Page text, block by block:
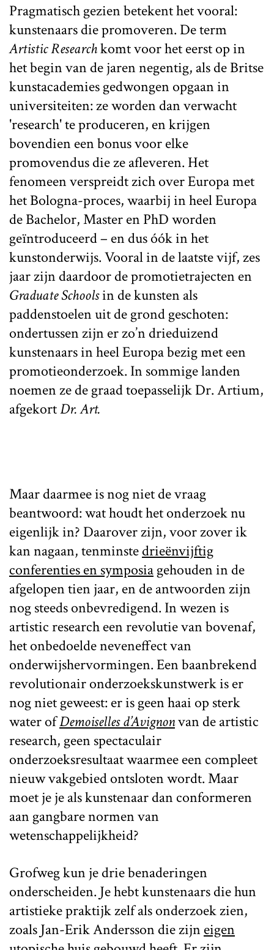
Pragmatisch gezien betekent het vooral:
kunstenaars die promoveren. De term
Artistic Researchkomt voor het eerst op in
het begin van de jaren negentig, als de Britse
kunstacademies gedwongen opgaan in
universiteiten: ze worden dan verwacht
'research' te produceren, en krijgen
bovendien een bonus voor elke
promovendus die ze afleveren. Het
fenomeen verspreidt zich over Europa met
het Bologna-proces, waarbij in heel Europa
de Bachelor, Master en PhD worden
geïntroduceerd – en dus óók in het
kunstonderwijs. Vooral in de laatste vijf, zes
jaar zijn daardoor de promotietrajecten en
Graduate Schoolsin de kunsten als
paddenstoelen uit de grond geschoten:
ondertussen zijn er zo’n drieduizend
kunstenaars in heel Europa bezig met een
promotieonderzoek. In sommige landen
noemen ze de graad toepasselijk Dr. Artium,
afgekortDr. Art.
Maar daarmee is nog niet de vraag
beantwoord: wat houdt het onderzoek nu
eigenlijk in? Daarover zijn, voor zover ik
kan nagaan, tenminstedrieënvijftig
conferenties en symposiagehouden in de
afgelopen tien jaar, en de antwoorden zijn
nog steeds onbevredigend. In wezen is
artistic research een revolutie van bovenaf,
het onbedoelde neveneffect van
onderwijshervormingen. Een baanbrekend
revolutionair onderzoekskunstwerk is er
nog niet geweest: er is geen haai op sterk
water ofDemoiselles d’Avignonvan de artistic
research, geen spectaculair
onderzoeksresultaat waarmee een compleet
nieuw vakgebied ontsloten wordt. Maar
moet je je als kunstenaar dan conformeren
aan gangbare normen van
wetenschappelijkheid?
Grofweg kun je drie benaderingen
onderscheiden. Je hebt kunstenaars die hun
artistieke praktijk zelf als onderzoek zien,
zoals Jan-Erik Andersson die zijneigen